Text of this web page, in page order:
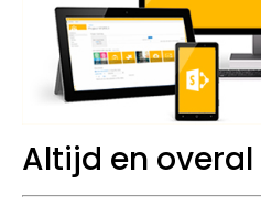
Altijd en overal